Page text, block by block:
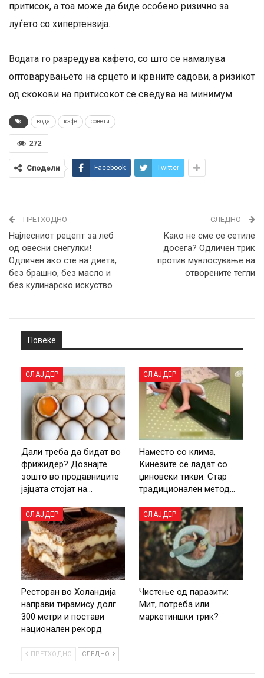
притисок, а тоа може да биде особено ризично за
луѓето со хипертензија.
Водата го разредува кафето, со што се намалува
оптоварувањето на срцето и крвните садови, а ризикот
од скокови на притисокот се сведува на минимум.
вода кафе совети
272
Сподели Facebook Twitter
ПРЕТХОДНО
Најлесниот рецепт за леб
од овесни снегулки!
Одличен ако сте на диета,
без брашно, без масло и
без кулинарско искуство
СЛЕДНО
Како не сме се сетиле
досега? Одличен трик
против мувлосување на
отворените тегли
Повеќе
СЛАЈДЕР
Дали треба да бидат во
фрижидер? Дознајте
зошто во продавниците
јајцата стојат на…
СЛАЈДЕР
Наместо со клима,
Кинезите се ладат со
џиновски тикви: Стар
традиционален метод…
СЛАЈДЕР
Ресторан во Холандија
направи тирамису долг
300 метри и постави
национален рекорд
СЛАЈДЕР
Чистење од паразити:
Мит, потреба или
маркетиншки трик?
ПРЕТХОДНО СЛЕДНО